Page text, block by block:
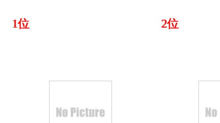
2026/04/04
総合ラン
1位 2位